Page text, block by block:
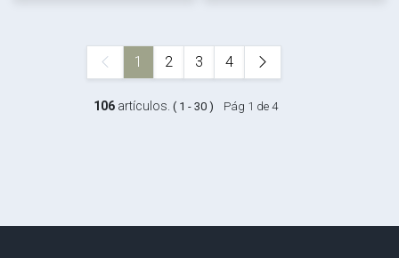
1 2 3 4
106artículos. ( 1 - 30 ) Pág 1 de 4